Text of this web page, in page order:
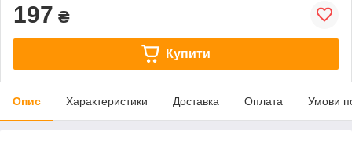
197 ₴
Купити
Опис Характеристики Доставка Оплата Умови